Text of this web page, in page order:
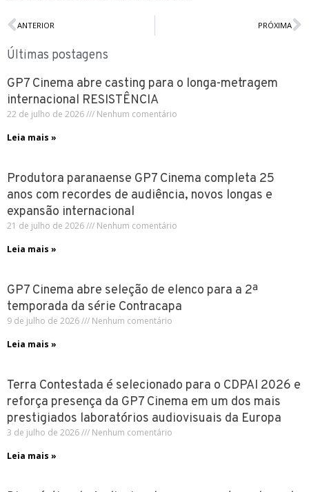
ANTERIOR PRÓXIMA
Últimas postagens
GP7 Cinema abre casting para o longa-metragem
internacional RESISTÊNCIA
22 de julho de 2026
Nenhum comentário
Leia mais »
Produtora paranaense GP7 Cinema completa 25
anos com recordes de audiência, novos longas e
expansão internacional
21 de julho de 2026
Nenhum comentário
Leia mais »
GP7 Cinema abre seleção de elenco para a 2ª
temporada da série Contracapa
9 de julho de 2026
Nenhum comentário
Leia mais »
Terra Contestada é selecionado para o CDPAI 2026 e
reforça presença da GP7 Cinema em um dos mais
prestigiados laboratórios audiovisuais da Europa
3 de julho de 2026
Nenhum comentário
Leia mais »